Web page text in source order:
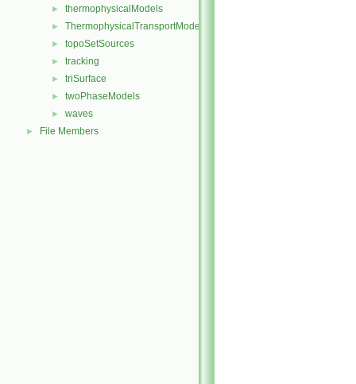
► thermophysicalModels
► ThermophysicalTransportModels
► topoSetSources
► tracking
► triSurface
► twoPhaseModels
► waves
► File Members